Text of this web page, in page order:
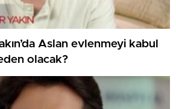
Aslan evlenmeyi kabul
olacak?